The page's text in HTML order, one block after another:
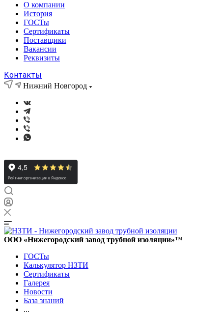
О компании
История
ГОСТы
Сертификаты
Поставщики
Вакансии
Реквизиты
Контакты
Нижний Новгород
ООО «Нижегородский завод трубной изоляции»™
ГОСТы
Калькулятор НЗТИ
Сертификаты
Галерея
Новости
База знаний
...